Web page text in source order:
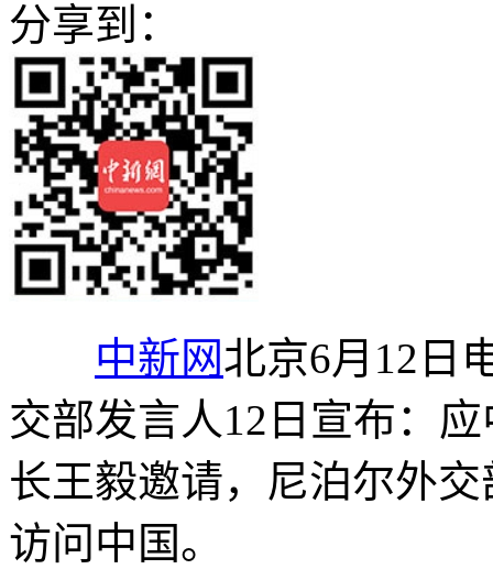
分享到：
中新网北京6月12日
交部发言人12日宣布：
长王毅邀请，尼泊尔外
访问中国。